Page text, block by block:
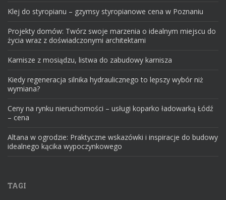
Klej do styropianu – gzymsy styropianowe cena w Poznaniu
Projekty domów: Twórz swoje marzenia o idealnym miejscu do
życia wraz z doświadczonymi architektami
Karnisze z mosiądzu, listwa do zabudowy karnisza
Kiedy regeneracja silnika hydraulicznego to lepszy wybór niż
wymiana?
Ceny na rynku nieruchomości – usługi koparko ładowarką Łódź
– cena
Altana w ogrodzie: Praktyczne wskazówki i inspiracje do budowy
idealnego kącika wypoczynkowego
TAGI